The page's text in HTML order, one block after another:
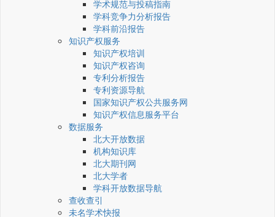
学术规范与投稿指南
学科竞争力分析报告
学科前沿报告
知识产权服务
知识产权培训
知识产权咨询
专利分析报告
专利资源导航
国家知识产权公共服务网
知识产权信息服务平台
数据服务
北大开放数据
机构知识库
北大期刊网
北大学者
学科开放数据导航
查收查引
未名学术快报